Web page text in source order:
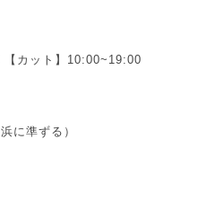
【カット】10:00~19:00
に準ずる）